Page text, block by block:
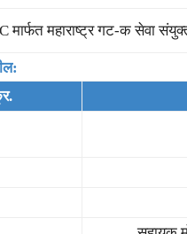
मार्फत महाराष्ट्र गट-क सेवा संयुक्त